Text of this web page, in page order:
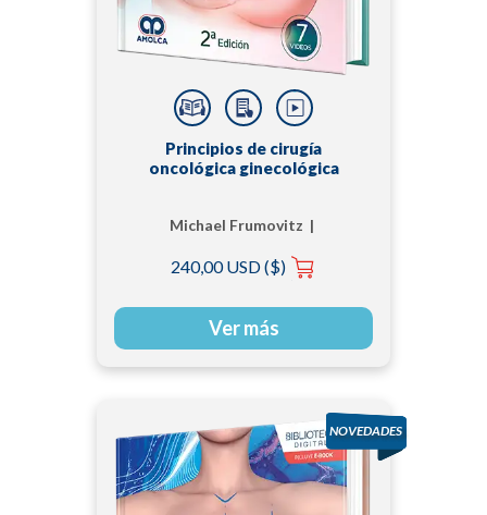
Principios de cirugía
oncológica ginecológica
Michael Frumovitz |
240,00 USD ($)
Ver más